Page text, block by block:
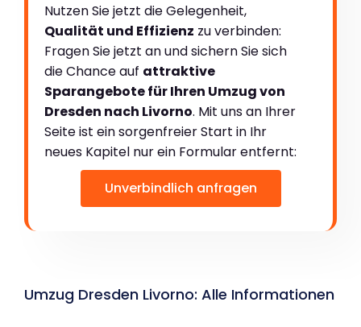
Nutzen Sie jetzt die Gelegenheit,
Qualität und Effizienz zu verbinden:
Fragen Sie jetzt an und sichern Sie sich
die Chance auf attraktive
Sparangebote für Ihren Umzug von
Dresden nach Livorno. Mit uns an Ihrer
Seite ist ein sorgenfreier Start in Ihr
neues Kapitel nur ein Formular entfernt:
Unverbindlich anfragen
Umzug Dresden Livorno: Alle Informationen